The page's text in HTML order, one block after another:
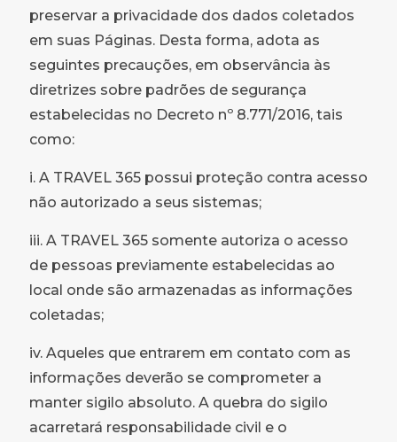
preservar a privacidade dos dados coletados
em suas Páginas. Desta forma, adota as
seguintes precauções, em observância às
diretrizes sobre padrões de segurança
estabelecidas no Decreto nº 8.771/2016, tais
como:
i. A TRAVEL 365 possui proteção contra acesso
não autorizado a seus sistemas;
iii. A TRAVEL 365 somente autoriza o acesso
de pessoas previamente estabelecidas ao
local onde são armazenadas as informações
coletadas;
iv. Aqueles que entrarem em contato com as
informações deverão se comprometer a
manter sigilo absoluto. A quebra do sigilo
acarretará responsabilidade civil e o